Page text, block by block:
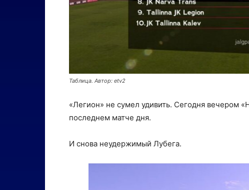
Таблица. Автор: etv2
«Легион» не сумел удивить. Сегодня вечером
последнем матче дня.
И снова неудержимый Лубега.